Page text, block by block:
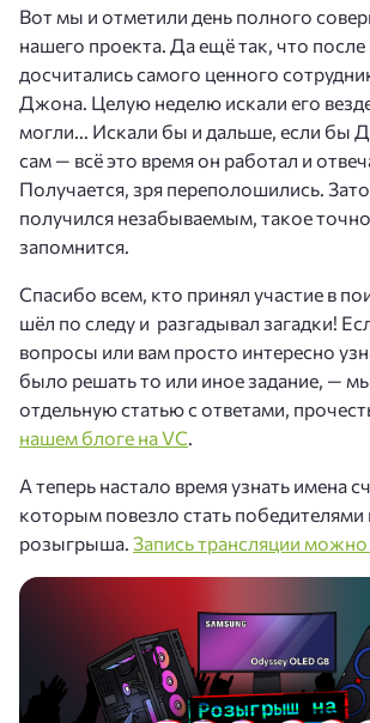
Вот мы и отметили день полного
нашего проекта. Да ещё так, что после
досчитались самого ценного
Джона. Целую неделю искали его
могли... Искали бы и дальше, если бы
сам — всё это время он работал и
Получается, зря переполошились.
получился незабываемым, такое
запомнится.
Спасибо всем, кто принял участие в
шёл по следу и разгадывал загадки!
вопросы или вам просто интересно
было решать то или иное задание, —
отдельную статью с ответами,
нашем блоге на VC.
А теперь настало время узнать имена
которым повезло стать победителями
розыгрыша. Запись трансляции